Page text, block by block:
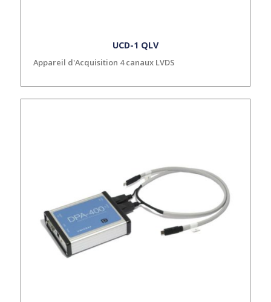
UCD-1 QLV
Appareil d'Acquisition 4 canaux LVDS